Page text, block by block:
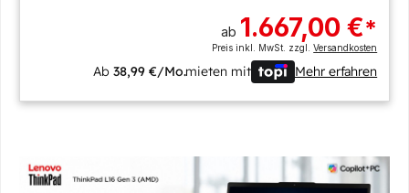
ab 1.667,00 €*
Preis inkl. MwSt. zzgl.Versandkosten
Ab38,99 €/Mo.mieten mit Mehr erfahren